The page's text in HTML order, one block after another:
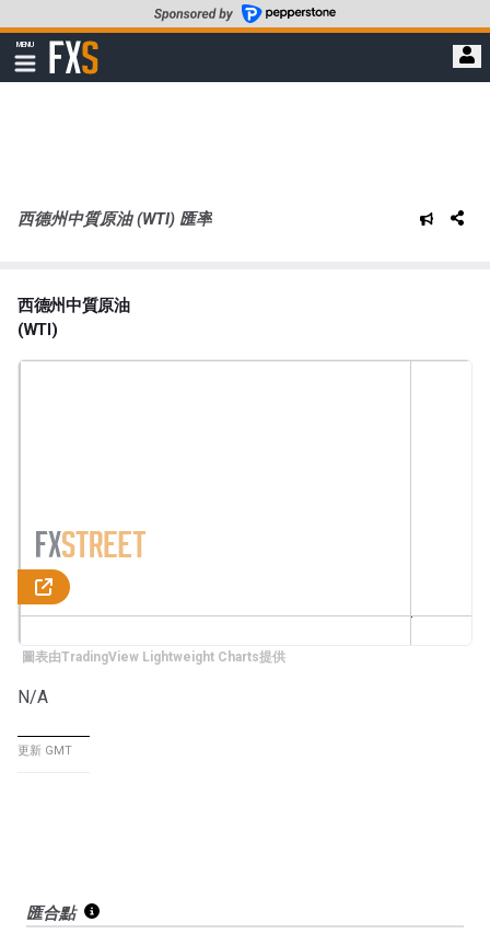
至
要
MENU
顯
示
FXStreet
西德州中質原油 (WTI) 匯率
西德州中質原油
(WTI)
圖表由TradingView Lightweight Charts提供
N/A
更新 GMT
匯合點